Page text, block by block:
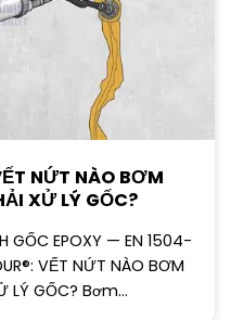
NỨT NÀO BƠM
XỬ LÝ GỐC?
GỐC EPOXY — EN 1504-
VẾT NỨT NÀO BƠM
LÝ GỐC? Bơm...